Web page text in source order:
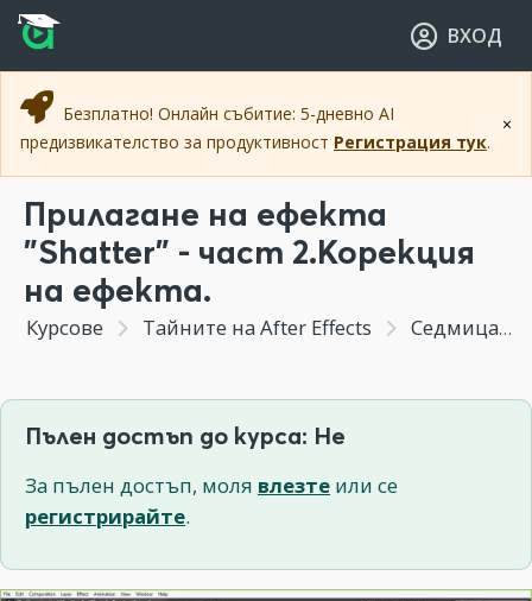
Прескочи към основното съдържание
Прескочи към навигацията
ВХОД
×
Безплатно! Онлайн събитие: 5-дневно AI
предизвикателство за продуктивност Регистрация тук.
Прилагане на ефекта
"Shatter" - част 2.Корекция
на ефекта.
Курсове Тайните на After Effects Седмица 5 - Създаване на ефект на дезинтеграция.Изрязване по зелено.
Пълен достъп до курса: Не
За пълен достъп, моля влезте или се
регистрирайте.